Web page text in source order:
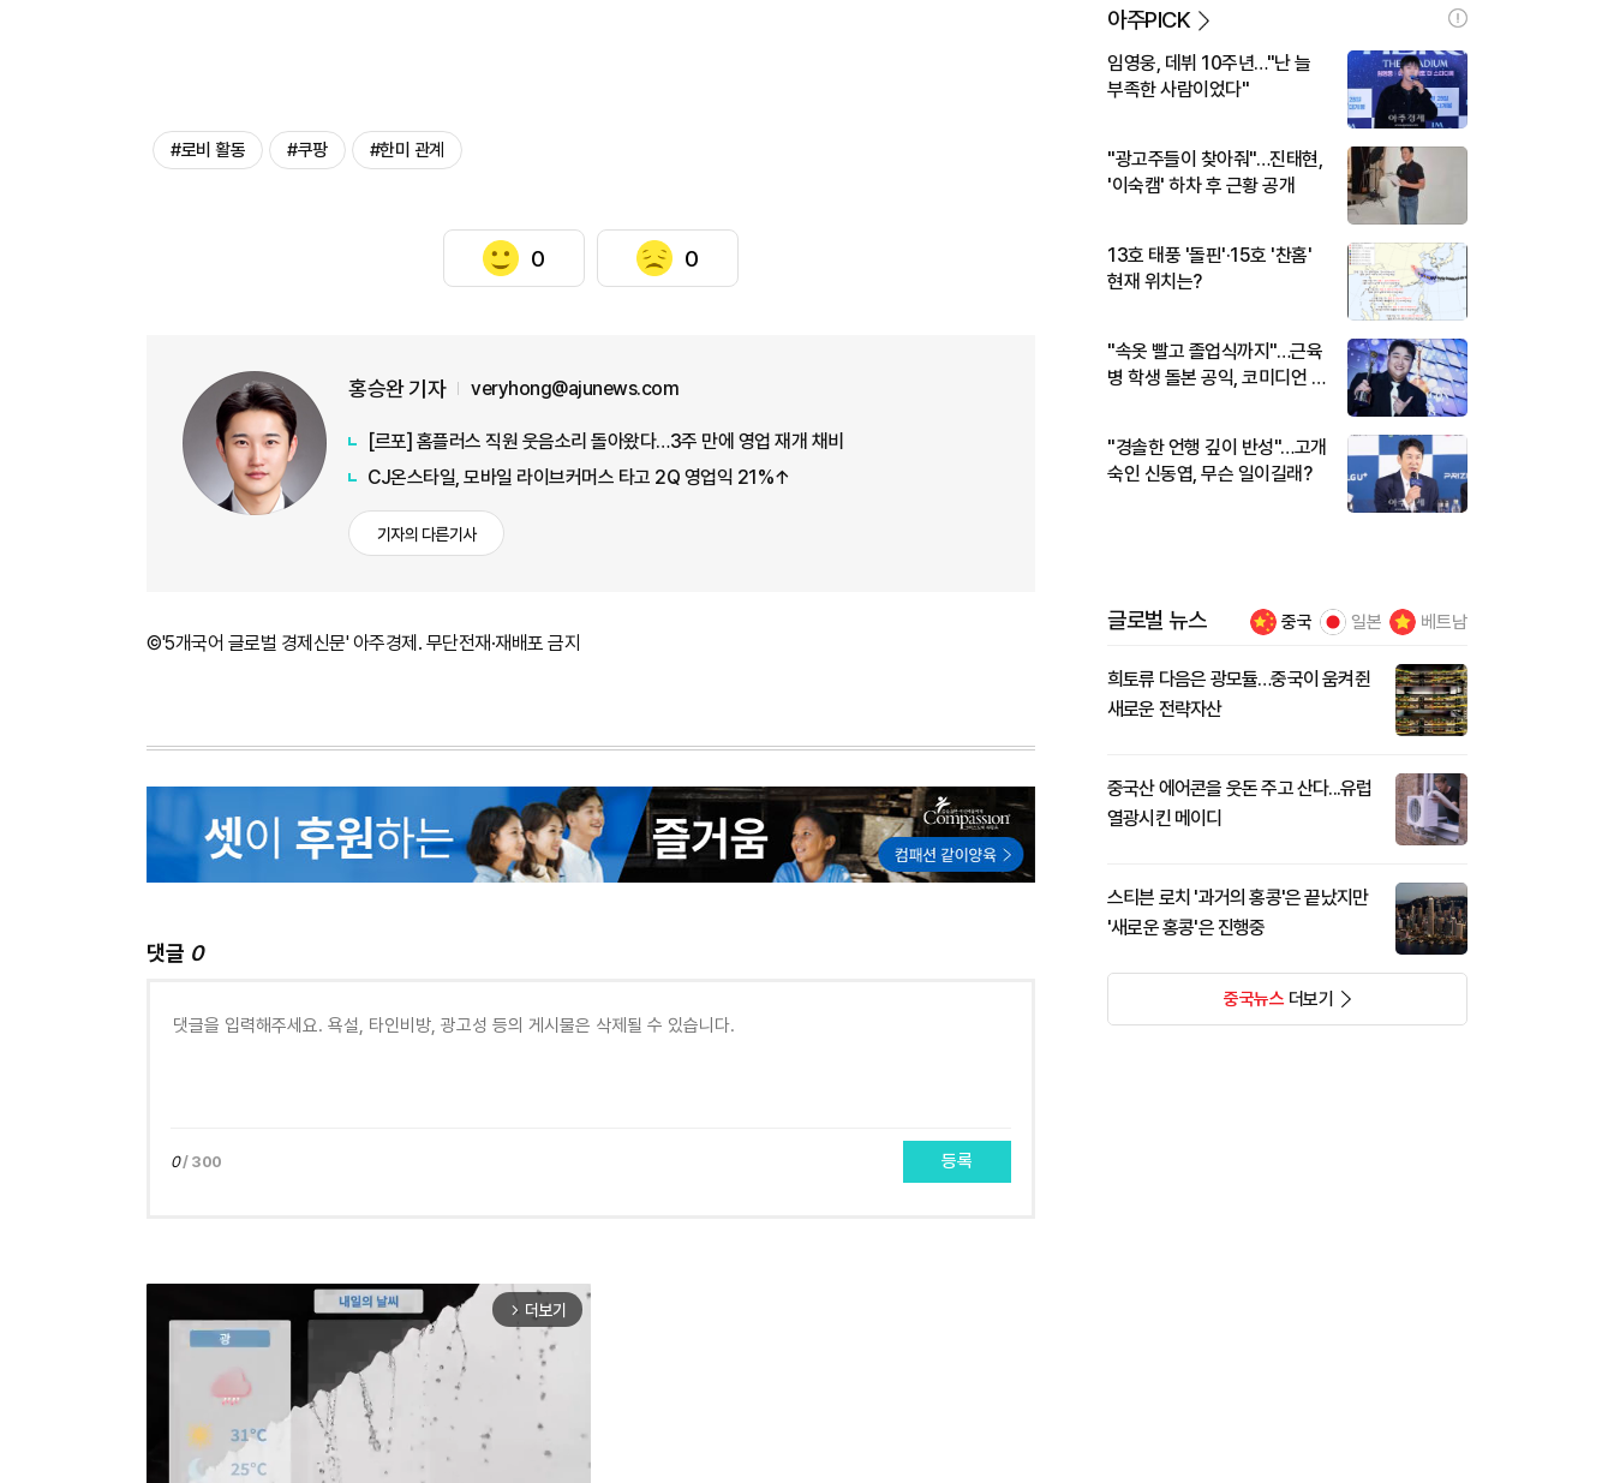
#로비 활동 #쿠팡 #한미 관계
0 0
홍승완 기자 veryhong@ajunews.com
[르포] 홈플러스 직원 웃음소리 돌아왔다…3주 만에 영업 재개 채비
CJ온스타일, 모바일 라이브커머스 타고 2Q 영업익 21%↑
기자의 다른기사
©'5개국어 글로벌 경제신문' 아주경제. 무단전재·재배포 금지
댓글 0
0/ 300 등록
arrow_forward_ios 더보기
아주PICK
임영웅, 데뷔 10주년…"난 늘
부족한 사람이었다"
"광고주들이 찾아줘"…진태현,
'이숙캠' 하차 후 근황 공개
13호 태풍 '돌핀'·15호 '찬홈'
현재 위치는?
"속옷 빨고 졸업식까지"…근육
병 학생 돌본 공익, 코미디언 김
"경솔한 언행 깊이 반성"…고개
숙인 신동엽, 무슨 일이길래?
글로벌 뉴스 중국 일본 베트남
희토류 다음은 광모듈…중국이 움켜쥔
새로운 전략자산
중국산 에어콘을 웃돈 주고 산다...유럽
열광시킨 메이디
스티븐 로치 '과거의 홍콩'은 끝났지만
'새로운 홍콩'은 진행중
중국뉴스더보기